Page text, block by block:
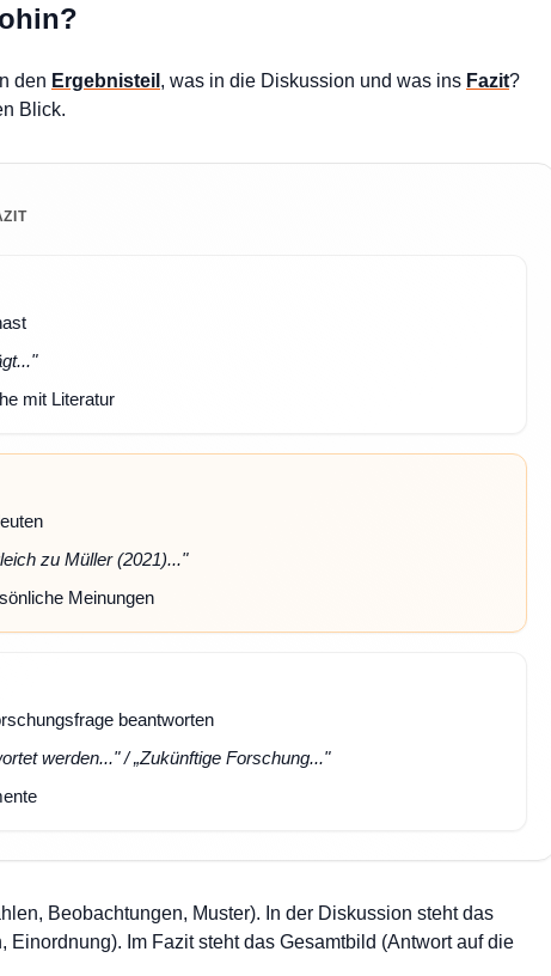
den Ergebnisteil , was in die Diskussion und was ins Fazit?
Blick.
mit Literatur
zu Müller (2021)..."
Meinungen
beantworten
werden..." / „Zukünftige Forschung..."
Beobachtungen, Muster). In der Diskussion steht das
Im Fazit steht das Gesamtbild (Antwort auf die